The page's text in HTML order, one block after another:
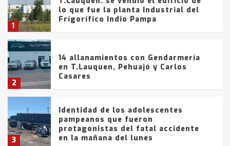
1
lo que fue la planta Industrial del
Frígorífico Indio Pampa
2
14 allanamientos con Gendarmería
en T.Lauquen, Pehuajó y Carlos
Casares
3
Identidad de los adolescentes
pampeanos que fueron
protagonistas del fatal accidente
en la mañana del lunes